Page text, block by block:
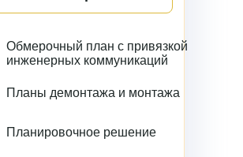
Обмерочный план с привязкой
инженерных коммуникаций
Планы демонтажа и монтажа
Планировочное решение